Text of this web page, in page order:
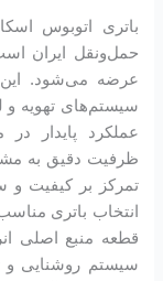
باتری اتوبوس
عرضه می‌شود. این
سیستم‌های تهویه و
عملکرد پایدار
ظرفیت دقیق به
تمرکز بر کیفیت و
انتخاب باتری
قطعه منبع اصلی
سیستم روشنایی و